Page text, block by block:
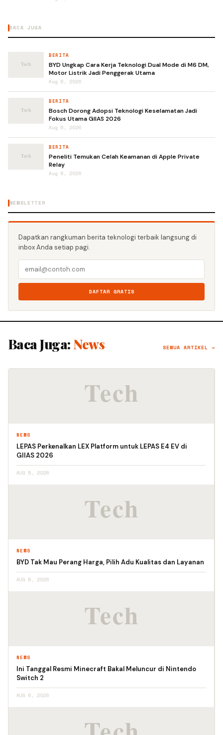
BACA JUGA
BERITA
BYD Ungkap Cara Kerja Teknologi Dual Mode di M6 DM,
Motor Listrik Jadi Penggerak Utama
Aug 6, 2026
BERITA
Bosch Dorong Adopsi Teknologi Keselamatan Jadi
Fokus Utama GIIAS 2026
Aug 6, 2026
BERITA
Peneliti Temukan Celah Keamanan di Apple Private
Relay
Aug 6, 2026
NEWSLETTER
Dapatkan rangkuman berita teknologi terbaik langsung di
inbox Anda setiap pagi.
DAFTAR GRATIS
Baca Juga: News SEMUA ARTIKEL →
NEWS
LEPAS Perkenalkan LEX Platform untuk LEPAS E4 EV di
GIIAS 2026
AUG 5, 2026
NEWS
BYD Tak Mau Perang Harga, Pilih Adu Kualitas dan Layanan
AUG 5, 2026
NEWS
Ini Tanggal Resmi Minecraft Bakal Meluncur di Nintendo
Switch 2
AUG 6, 2026